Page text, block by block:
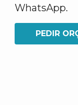
WhatsApp.
PEDIR